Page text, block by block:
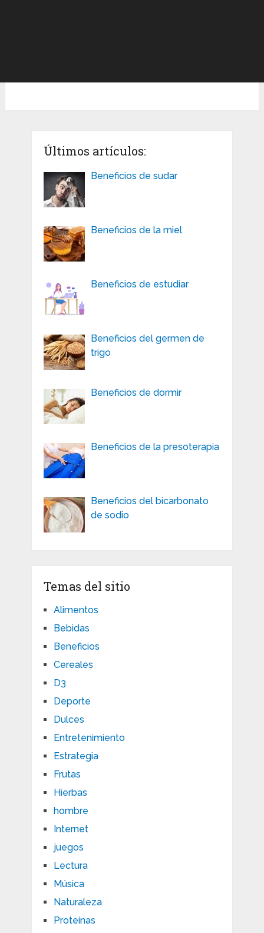
Últimos artículos:
Beneficios de sudar
Beneficios de la miel
Beneficios de estudiar
Beneficios del germen de
trigo
Beneficios de dormir
Beneficios de la presoterapia
Beneficios del bicarbonato
de sodio
Temas del sitio
Alimentos
Bebidas
Beneficios
Cereales
D3
Deporte
Dulces
Entretenimiento
Estrategia
Frutas
Hierbas
hombre
Internet
juegos
Lectura
Música
Naturaleza
Proteínas